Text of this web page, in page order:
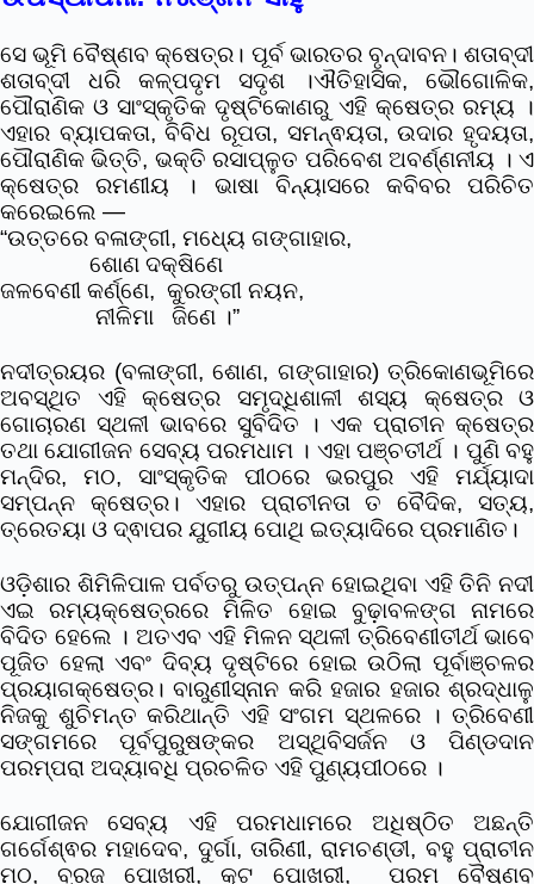
ସେ ଭୂମି ବୈଷ୍ଣବ କ୍ଷେତ୍ର। ପୂର୍ବ ଭାରତର ବୃନ୍ଦାବନ। ଶତାବ୍ଦୀ
ଶତାବ୍ଦୀ ଧରି କଳ୍ପଦୃମ ସଦୃଶ ।ଐତିହାସିକ, ଭୌଗୋଳିକ,
ପୌରାଣିକ ଓ ସାଂସ୍କୃତିକ ଦୃଷ୍ଟିକୋଣରୁ ଏହି କ୍ଷେତ୍ର ରମ୍ୟ ।
ଏହାର ବ୍ୟାପକତା, ବିବିଧ ରୂପତା, ସମନ୍ଵୟତା, ଉଦାର ହୃଦୟତା,
ପୌରାଣିକ ଭିତ୍ତି, ଭକ୍ତି ରସାପ୍ଳୁତ ପରିବେଶ ଅବର୍ଣ୍ଣନୀୟ । ଏ
କ୍ଷେତ୍ର ରମଣୀୟ । ଭାଷା ବିନ୍ୟାସରେ କବିବର ପରିଚିତ
କରେଇଲେ —
“ଉତ୍ତରେ ବଳାଙ୍ଗୀ, ମଧ୍ୟେ ଗଙ୍ଗାହାର,
ଶୋଣ ଦକ୍ଷିଣେ
ଜଳବେଣୀ କର୍ଣ୍ଣେ, କୁରଙ୍ଗୀ ନୟନ,
ନୀଳିମା ଜିଣେ ।”
ନଦୀତ୍ରୟର (ବଳାଙ୍ଗୀ, ଶୋଣ, ଗଙ୍ଗାହାର) ତ୍ରିକୋଣଭୂମିରେ
ଅବସ୍ଥିତ ଏହି କ୍ଷେତ୍ର ସମୃଦ୍ଧିଶାଳୀ ଶସ୍ୟ କ୍ଷେତ୍ର ଓ
ଗୋଚାରଣ ସ୍ଥଳୀ ଭାବରେ ସୁବିଦିତ । ଏକ ପ୍ରାଚୀନ କ୍ଷେତ୍ର
ତଥା ଯୋଗୀଜନ ସେବ୍ୟ ପରମଧାମ । ଏହା ପଞ୍ଚତୀର୍ଥ । ପୁଣି ବହୁ
ମନ୍ଦିର, ମଠ, ସାଂସ୍କୃତିକ ପୀଠରେ ଭରପୁର ଏହି ମର୍ଯ୍ୟାଦା
ସମ୍ପନ୍ନ କ୍ଷେତ୍ର। ଏହାର ପ୍ରାଚୀନତା ତ ବୈଦିକ, ସତ୍ୟ,
ତ୍ରେତୟା ଓ ଦ୍ଵାପର ଯୁଗୀୟ ପୋଥି ଇତ୍ୟାଦିରେ ପ୍ରମାଣିତ।
ଓଡ଼ିଶାର ଶିମିଳିପାଳ ପର୍ବତରୁ ଉତ୍ପନ୍ନ ହୋଇଥିବା ଏହି ତିନି ନଦୀ
ଏଇ ରମ୍ୟକ୍ଷେତ୍ରରେ ମିଳିତ ହୋଇ ବୁଢ଼ାବଳଙ୍ଗ ନାମରେ
ବିଦିତ ହେଲେ । ଅତଏବ ଏହି ମିଳନ ସ୍ଥଳୀ ତ୍ରିବେଣୀତୀର୍ଥ ଭାବେ
ପୂଜିତ ହେଲା ଏବଂ ଦିବ୍ୟ ଦୃଷ୍ଟିରେ ହୋଇ ଉଠିଲା ପୂର୍ବାଞ୍ଚଳର
ପ୍ରୟାଗକ୍ଷେତ୍ର। ବାରୁଣୀସ୍ନାନ କରି ହଜାର ହଜାର ଶ୍ରଦ୍ଧାଳୁ
ନିଜକୁ ଶୁଚିମନ୍ତ କରିଥାନ୍ତି ଏହି ସଂଗମ ସ୍ଥଳରେ । ତ୍ରିବେଣୀ
ସଙ୍ଗମରେ ପୂର୍ବପୁରୁଷଙ୍କର ଅସ୍ଥିବିସର୍ଜନ ଓ ପିଣ୍ଡଦାନ
ପରମ୍ପରା ଅଦ୍ୟାବଧି ପ୍ରଚଳିତ ଏହି ପୁଣ୍ୟପୀଠରେ ।
ଯୋଗୀଜନ ସେବ୍ୟ ଏହି ପରମଧାମରେ ଅଧିଷ୍ଠିତ ଅଛନ୍ତି
ଗର୍ଗେଶ୍ଵର ମହାଦେବ, ଦୁର୍ଗା, ତାରିଣୀ, ରାମଚଣ୍ଡୀ, ବହୁ ପ୍ରାଚୀନ
ମଠ, ବ୍ରଜ ପୋଖରୀ, କୂଟ ପୋଖରୀ, ପରମ ବୈଷ୍ଣବ